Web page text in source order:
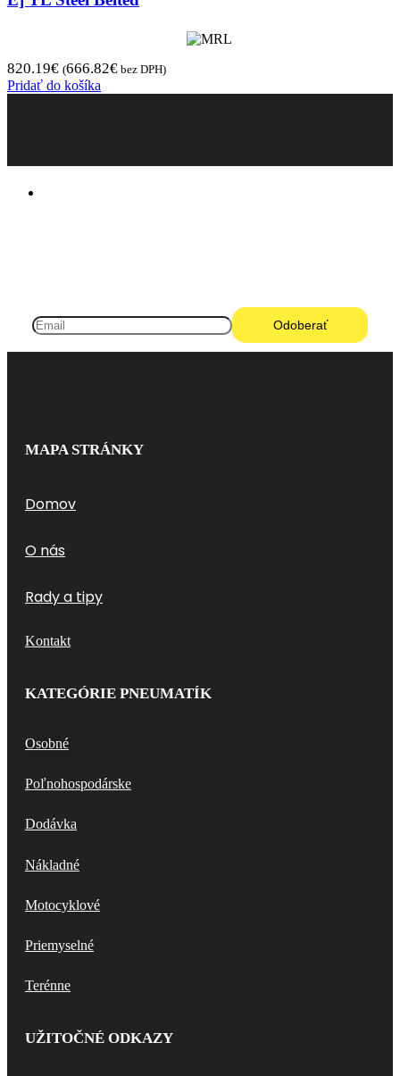
820.19€ (666.82€ bez DPH)
Pridať do košíka
MAPA STRÁNKY
Domov
O nás
Rady a tipy
Kontakt
KATEGÓRIE PNEUMATÍK
Osobné
Poľnohospodárske
Dodávka
Nákladné
Motocyklové
Priemyselné
Terénne
UŽITOČNÉ ODKAZY